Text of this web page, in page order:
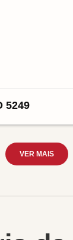
5249
VER MAIS